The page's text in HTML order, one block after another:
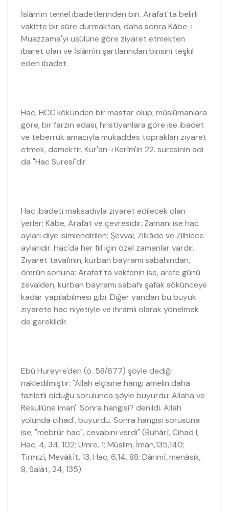
İslâm'ın temel ibadetlerinden biri. Arafat'ta belirli
vakitte bir süre durmaktan, daha sonra Kâbe-i
Muazzama'yı usûlüne göre ziyaret etmekten
ibaret olan ve İslâm'ın şartlarından birisini teşkil
eden ibadet.
Hac, HCC kökünden bir mastar olup; müslümanlara
göre, bir farzın edası, hristiyanlara göre ise ibadet
ve teberrük amacıyla mukaddes toprakları ziyaret
etmek, demektir. Kur'an-ı Kerîm'in 22. suresinin adı
da "Hac Suresi"dir.
Hac ibadeti maksadıyla ziyaret edilecek olan
yerler; Kâbe, Arafat ve çevresidir. Zamanı ise hac
ayları diye isimlendirilen; Şevval, Zilkâde ve Zilhicce
aylarıdır. Hac'da her fiil için özel zamanlar vardır.
Ziyaret tavafının, kurban bayramı sabahından,
ömrün sonuna; Arafat'ta vakfenin ise, arefe günü
zevalden, kurban bayramı sabahı şafak sökünceye
kadar yapılabilmesi gibi. Diğer yandan bu büyük
ziyarete hac niyetiyle ve ihramlı olarak yönelmek
de gereklidir.
Ebû Hureyre'den (ö. 58/677) şöyle dediği
nakledilmiştir: "Allah elçisine hangi amelin daha
faziletli olduğu sorulunca şöyle buyurdu: Allaha ve
Resullüne iman'. Sonra hangisi? denildi. Allah
yolunda cihad', buyurdu. Sonra hangisi sorusuna
ise; "mebrûr hac", cevabını verdi" (Buhârî, Cihad l;
Hac, 4, 34, 102; Umre, 1; Müslim, İman,135,140;
Tirmizî, Mevâkît, 13, Hac, 6,14, 88; Dârimî, menâsik,
8, Salât, 24, 135).